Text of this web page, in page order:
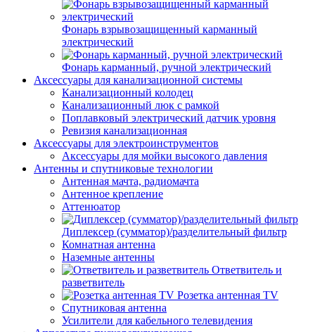
Фонарь взрывозащищенный карманный
электрический
Фонарь карманный, ручной электрический
Аксессуары для канализационной системы
Канализационный колодец
Канализационный люк с рамкой
Поплавковый электрический датчик уровня
Ревизия канализационная
Аксессуары для электроинструментов
Аксессуары для мойки высокого давления
Антенны и спутниковые технологии
Антенная мачта, радиомачта
Антенное крепление
Аттенюатор
Диплексер (сумматор)/разделительный фильтр
Комнатная антенна
Наземные антенны
Ответвитель и
разветвитель
Розетка антенная TV
Спутниковая антенна
Усилители для кабельного телевидения